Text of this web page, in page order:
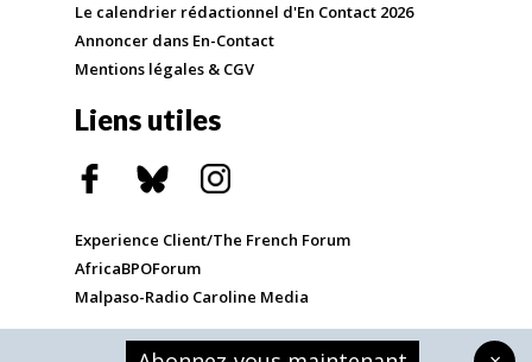
Le calendrier rédactionnel d'En Contact 2026
Annoncer dans En-Contact
Mentions légales & CGV
Liens utiles
Experience Client/The French Forum
AfricaBPOForum
Malpaso-Radio Caroline Media